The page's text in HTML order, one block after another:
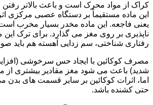
کراک از مواد محرک است و باعث بالاتر
این ماده مستقیماً بر دستگاه عصبی مرکزی
یعنی فاجعه. این ماده مخدر بسیار مخرب
ناپذیری بر روی مغز می گذارد. برای ترک این
رفتاری شناختی، سم زدایی آهسته هم باید
مصرف کوکائین با ایجاد حس سرخوشی
شدید) باعث می شود مغز مقادیر بیشتری از
اما، اثرات کوکائین بر سایر قسمت های بدن
حتی کشنده باشد.